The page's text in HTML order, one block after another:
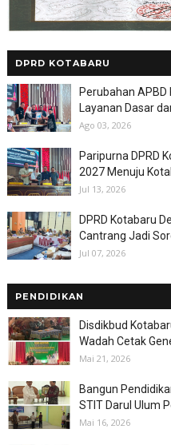
DPRD KOTABARU
Perubahan
Layanan Dasar
Ago 03, 2026
Paripurna DPRD
2027 Menuju
Jul 13, 2026
DPRD Kotabaru
Cantrang Jadi
Jul 07, 2026
PENDIDIKAN
Disdikbud
Wadah Cetak
Mai 21, 2026
Bangun
STIT Darul Ulum
Mai 16, 2026